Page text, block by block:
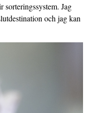
Jag
och jag kan